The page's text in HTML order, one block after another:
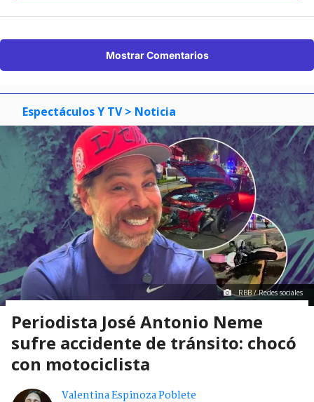
Mostrar Comentarios
Espectáculos Y TV > Noticia
RBB / Redes sociales
Periodista José Antonio Neme
sufre accidente de tránsito: chocó
con motociclista
Valentina Espinoza Poblete